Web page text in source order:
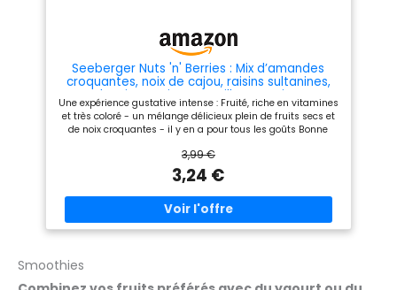
Seeberger Nuts 'n' Berries : Mix d’amandes
croquantes, noix de cajou, raisins sultanines,
cranberries, cerises, myrtilles et noisettes
décortiquées, vegan (1 x 150 g)
Une expérience gustative intense : Fruité, riche en vitamines
et très coloré - un mélange délicieux plein de fruits secs et
de noix croquantes - il y en a pour tous les goûts Bonne
toujours la bonne humeur, il est parfait comme encas pour
le voyage, friandise à déguster sur le canapé ou pour les
fêtes Délicieusement varié : Le mélange de fruits et de noix
est riche en nutriments et vitamines, apporte l’énergie
nécessaire pour une journée réussie - expérience gustative
de très haut niveau Une entreprise familiale de tradition :
Plus de 175 ans d’expérience et de plaisir à la qualité
sains et plus naturels avec Seeberger Contenu : Nuts´n
3,99 €
3,24 €
Smoothies